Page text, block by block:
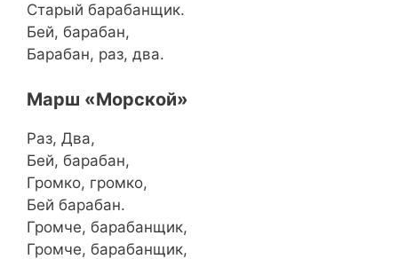
Старый барабанщик.
Бей, барабан,
Барабан, раз, два.
Марш «Морской»
Раз, Два,
Бей, барабан,
Громко, громко,
Бей барабан.
Громче, барабанщик,
Громче, барабанщик,